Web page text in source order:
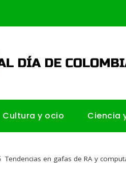
Cultura y ocio Ciencia
Tendencias en gafas de RA y